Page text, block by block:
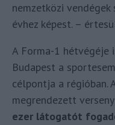
nemzetközi
évhez képest. –
A Forma-1 hétvégéje
Budapest a
célpontja a régióban.
megrendezett
ezer látogatót